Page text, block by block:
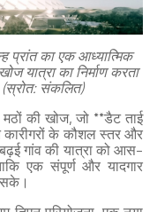
प्रांत का एक आध्यात्मिक
यात्रा का निर्माण करता
(स्रोत: संकलित)
मठों की खोज, जो **डैट ताई
कारीगरों के कौशल स्तर और
गांव की यात्रा को आस-
एक संपूर्ण और यादगार
सके।